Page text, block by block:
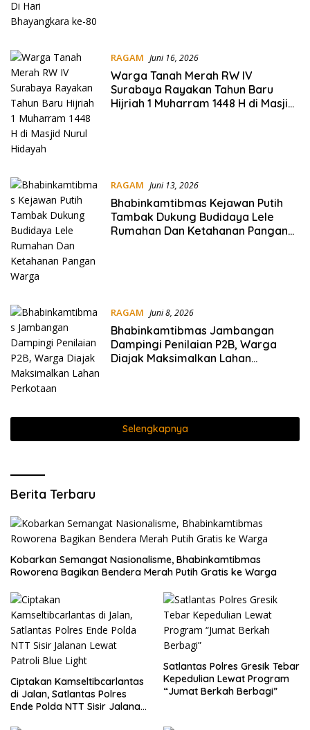
RAGAM Juni 16, 2026
Warga Tanah Merah RW IV
Surabaya Rayakan Tahun Baru
Hijriah 1 Muharram 1448 H di Masjid
RAGAM Juni 13, 2026
Bhabinkamtibmas Kejawan Putih
Tambak Dukung Budidaya Lele
Rumahan Dan Ketahanan Pangan
RAGAM Juni 8, 2026
Bhabinkamtibmas Jambangan
Dampingi Penilaian P2B, Warga
Diajak Maksimalkan Lahan
Selengkapnya
Berita Terbaru
Kobarkan Semangat Nasionalisme, Bhabinkamtibmas
Roworena Bagikan Bendera Merah Putih Gratis ke Warga
Ciptakan Kamseltibcarlantas
di Jalan, Satlantas Polres
Ende Polda NTT Sisir Jalanan
Satlantas Polres Gresik Tebar
Kepedulian Lewat Program
“Jumat Berkah Berbagi”